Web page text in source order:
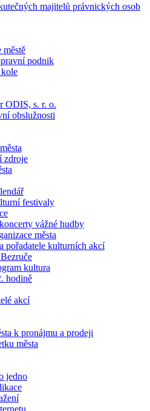
majitelů právnických osob
městě
podnik
ODIS, s. r. o.
obslužnosti
zdroje
festivaly
vážné hudby
města
pořadatele kulturních akcí
kultura
hodině
akcí
k pronájmu a prodeji
města
jedno